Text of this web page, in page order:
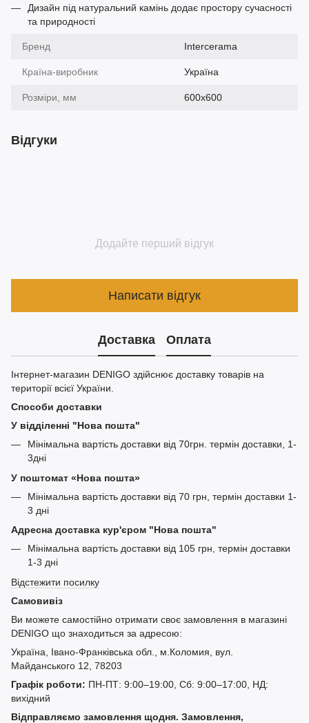
Дизайн під натуральний камінь додає простору сучасності
та природності
Бренд Intercerama
Країна-виробник Україна
Розміри, мм 600х600
Відгуки
Додайте перший відгук
Написати відгук
Доставка Оплата
Інтернет-магазин DENIGO здійснює доставку товарів на
території всієї України.
Способи доставки
У відділенні "Нова пошта"
Мінімальна вартість доставки від 70грн. термін доставки, 1-
3дні
У поштомат «Нова пошта»
Мінімальна вартість доставки від 70 грн, термін доставки 1-
3 дні
Адресна доставка кур'єром "Нова пошта"
Мінімальна вартість доставки від 105 грн, термін доставки
1-3 дні
Відстежити посилку
Самовивіз
Ви можете самостійно отримати своє замовлення в магазині
DENIGO що знаходиться за адресою:
Україна, Івано-Франківська обл., м.Коломия, вул.
Майданського 12, 78203
Графік роботи: ПН-ПТ: 9:00–19:00, Сб: 9:00–17:00, НД:
вихідний
Відправляємо замовлення щодня. Замовлення,